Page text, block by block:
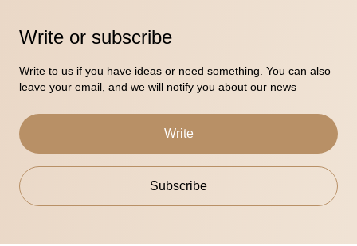
Write or subscribe
Write to us if you have ideas or need something. You can also
leave your email, and we will notify you about our news
Write
Subscribe